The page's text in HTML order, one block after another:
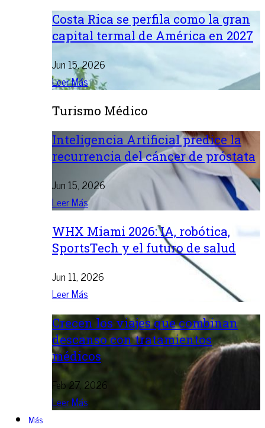
Costa Rica se perfila como la gran
capital termal de América en 2027
Jun 15, 2026
Leer Más
Turismo Médico
Inteligencia Artificial predice la
recurrencia del cáncer de próstata
Jun 15, 2026
Leer Más
WHX Miami 2026: IA, robótica,
SportsTech y el futuro de salud
Jun 11, 2026
Leer Más
Crecen los viajes que combinan
descanso con tratamientos
médicos
Feb 27, 2026
Leer Más
Más